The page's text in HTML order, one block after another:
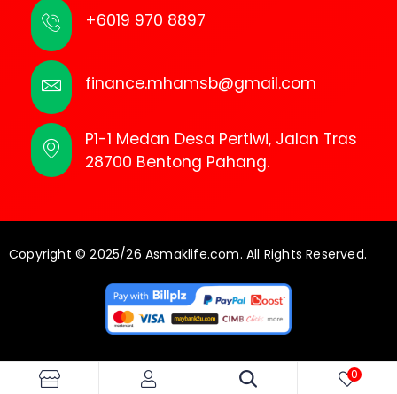
+6019 970 8897
finance.mhamsb@gmail.com
P1-1 Medan Desa Pertiwi, Jalan Tras
28700 Bentong Pahang.
Copyright © 2025/26 Asmaklife.com. All Rights Reserved.
0